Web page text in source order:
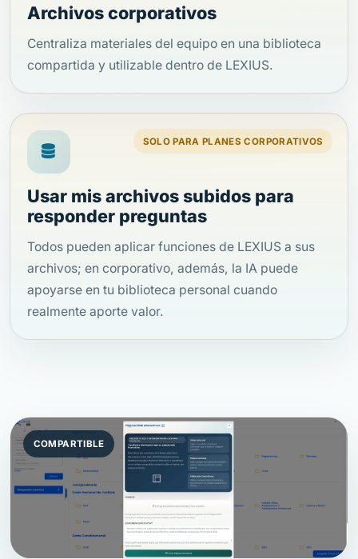
Archivos corporativos
Centraliza materiales del equipo en una biblioteca
compartida y utilizable dentro de LEXIUS.
SOLO PARA PLANES CORPORATIVOS
Usar mis archivos subidos para
responder preguntas
Todos pueden aplicar funciones de LEXIUS a sus
archivos; en corporativo, además, la IA puede
apoyarse en tu biblioteca personal cuando
realmente aporte valor.
COMPARTIBLE